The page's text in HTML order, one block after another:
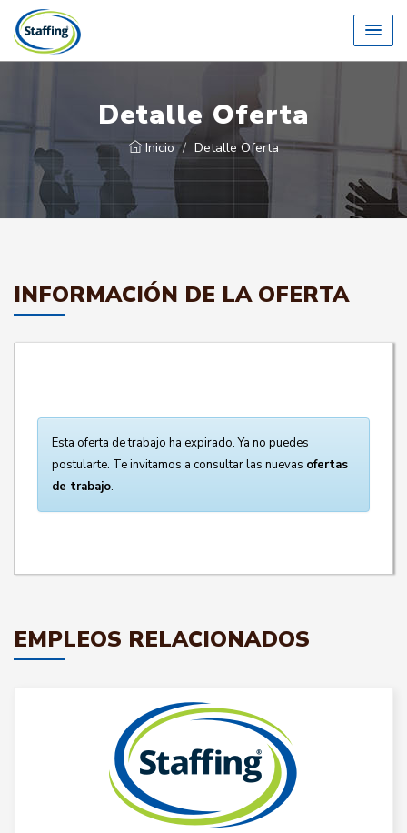
Detalle Oferta
Inicio Detalle Oferta
INFORMACIÓN DE LA OFERTA
Esta oferta de trabajo ha expirado. Ya no puedes
postularte. Te invitamos a consultar las nuevas ofertas
de trabajo.
EMPLEOS RELACIONADOS